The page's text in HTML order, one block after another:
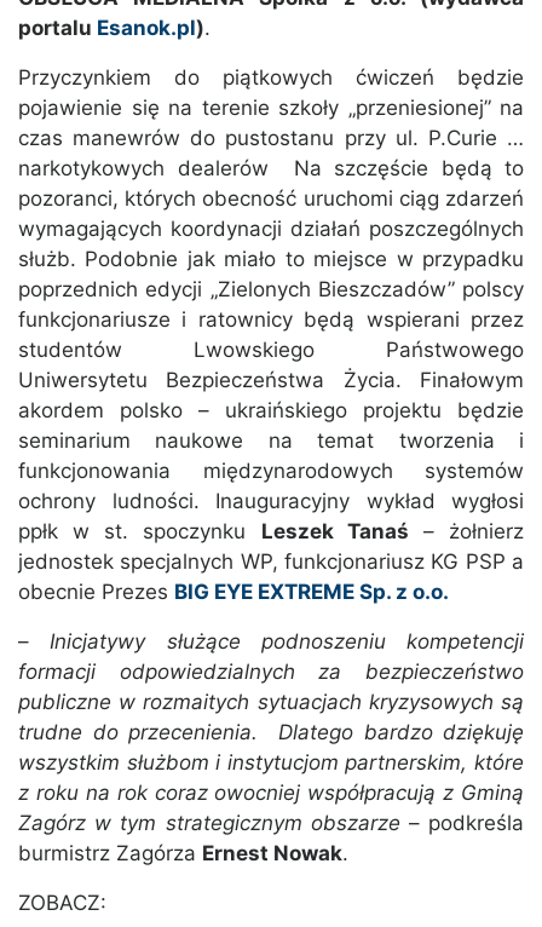
portalu Esanok.pl).
Przyczynkiem do piątkowych ćwiczeń będzie
pojawienie się na terenie szkoły „przeniesionej” na
czas manewrów do pustostanu przy ul. P.Curie …
narkotykowych dealerów Na szczęście będą to
pozoranci, których obecność uruchomi ciąg zdarzeń
wymagających koordynacji działań poszczególnych
służb. Podobnie jak miało to miejsce w przypadku
poprzednich edycji „Zielonych Bieszczadów” polscy
funkcjonariusze i ratownicy będą wspierani przez
studentów Lwowskiego Państwowego
Uniwersytetu Bezpieczeństwa Życia. Finałowym
akordem polsko – ukraińskiego projektu będzie
seminarium naukowe na temat tworzenia i
funkcjonowania międzynarodowych systemów
ochrony ludności. Inauguracyjny wykład wygłosi
ppłk w st. spoczynku Leszek Tanaś – żołnierz
jednostek specjalnych WP, funkcjonariusz KG PSP a
obecnie Prezes BIG EYE EXTREME Sp. z o.o.
–Inicjatywy służące podnoszeniu kompetencji
formacji odpowiedzialnych za bezpieczeństwo
publiczne w rozmaitych sytuacjach kryzysowych są
trudne do przecenienia. Dlatego bardzo dziękuję
wszystkim służbom i instytucjom partnerskim, które
z roku na rok coraz owocniej współpracują z Gminą
Zagórz w tym strategicznym obszarze – podkreśla
burmistrz Zagórza Ernest Nowak.
ZOBACZ: